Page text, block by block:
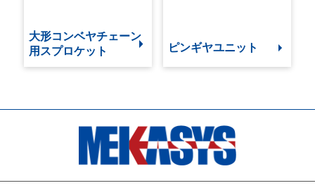
大形コンベヤチェーン
用スプロケット
ピンギヤユニット